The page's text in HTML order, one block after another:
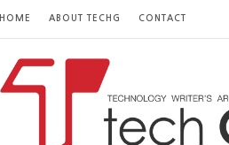
HOME ABOUT TECHG CONTACT